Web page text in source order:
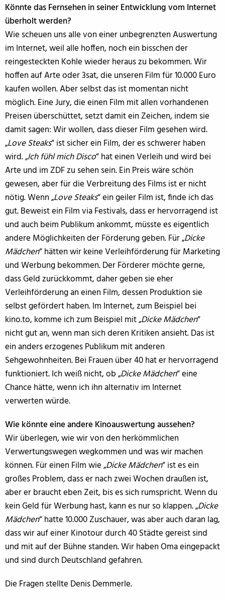
Könnte das Fernsehen in seiner Entwicklung vom Internet
überholt werden?
Wie scheuen uns alle von einer unbegrenzten Auswertung
im Internet, weil alle hoffen, noch ein bisschen der
reingesteckten Kohle wieder heraus zu bekommen. Wir
hoffen auf Arte oder 3sat, die unseren Film für 10.000 Euro
kaufen wollen. Aber selbst das ist momentan nicht
möglich. Eine Jury, die einen Film mit allen vorhandenen
Preisen überschüttet, setzt damit ein Zeichen, indem sie
damit sagen: Wir wollen, dass dieser Film gesehen wird.
„Love Steaks“ ist sicher ein Film, der es schwerer haben
wird. „Ich fühl mich Disco“ hat einen Verleih und wird bei
Arte und im ZDF zu sehen sein. Ein Preis wäre schön
gewesen, aber für die Verbreitung des Films ist er nicht
nötig. Wenn „Love Steaks“ ein geiler Film ist, finde ich das
gut. Beweist ein Film via Festivals, dass er hervorragend ist
und auch beim Publikum ankommt, müsste es eigentlich
andere Möglichkeiten der Förderung geben. Für „Dicke
Mädchen“ hätten wir keine Verleihförderung für Marketing
und Werbung bekommen. Der Förderer möchte gerne,
dass Geld zurückkommt, daher geben sie eher
Verleihförderung an einen Film, dessen Produktion sie
selbst gefördert haben. Im Internet, zum Beispiel bei
kino.to, komme ich zum Beispiel mit „Dicke Mädchen“
nicht gut an, wenn man sich deren Kritiken ansieht. Das ist
ein anders erzogenes Publikum mit anderen
Sehgewohnheiten. Bei Frauen über 40 hat er hervorragend
funktioniert. Ich weiß nicht, ob „Dicke Mädchen“ eine
Chance hätte, wenn ich ihn alternativ im Internet
verwerten würde.
Wie könnte eine andere Kinoauswertung aussehen?
Wir überlegen, wie wir von den herkömmlichen
Verwertungswegen wegkommen und was wir machen
können. Für einen Film wie „Dicke Mädchen“ ist es ein
großes Problem, dass er nach zwei Wochen draußen ist,
aber er braucht eben Zeit, bis es sich rumspricht. Wenn du
kein Geld für Werbung hast, kann es nur so klappen. „Dicke
Mädchen“ hatte 10.000 Zuschauer, was aber auch daran lag,
dass wir auf einer Kinotour durch 40 Städte gereist sind
und mit auf der Bühne standen. Wir haben Oma eingepackt
und sind durch Deutschland gefahren.
Die Fragen stellte Denis Demmerle.